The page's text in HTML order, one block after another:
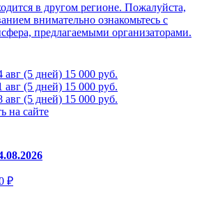
в другом регионе. Пожалуйста,
внимательно ознакомьтесь с
предлагаемыми организаторами.
авг (5 дней) 15 000 руб.
авг (5 дней) 15 000 руб.
авг (5 дней) 15 000 руб.
на сайте
₽